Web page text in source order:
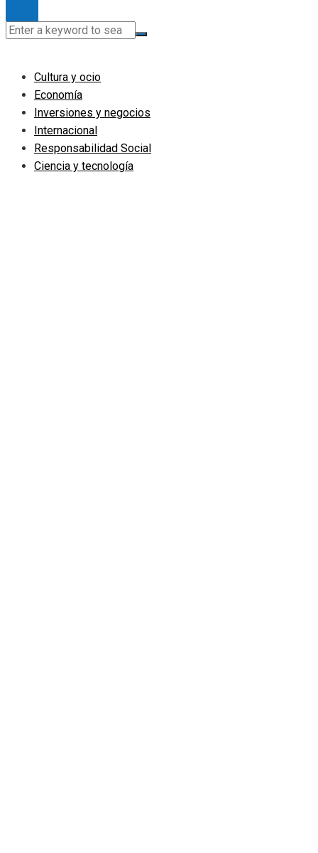
Cultura y ocio
Economía
Inversiones y negocios
Internacional
Responsabilidad Social
Ciencia y tecnología